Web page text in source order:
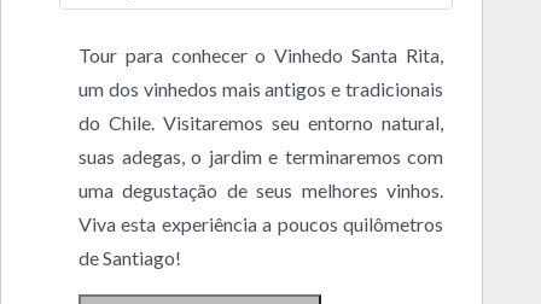
Tour para conhecer o Vinhedo Santa Rita,
um dos vinhedos mais antigos e tradicionais
do Chile. Visitaremos seu entorno natural,
suas adegas, o jardim e terminaremos com
uma degustação de seus melhores vinhos.
Viva esta experiência a poucos quilômetros
de Santiago!